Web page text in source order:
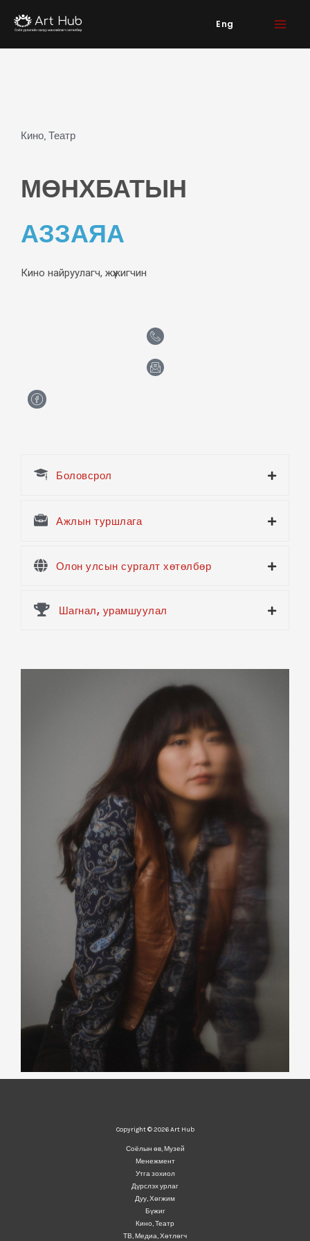
content
Eng
Кино, Театр
МӨНХБАТЫН
АЗЗАЯА
Кино найруулагч, жүжигчин
H
m
e
b
k
Боловсрол
Ажлын туршлага
Олон улсын сургалт хөтөлбөр
Шагнал, урамшуулал
Copyright © 2026 Art Hub
Соёлын өв, Музей
Менежмент
Утга зохиол
Дүрслэх урлаг
Дуу, Хөгжим
Бүжиг
Кино, Театр
ТВ, Медиа, Хөтлөгч